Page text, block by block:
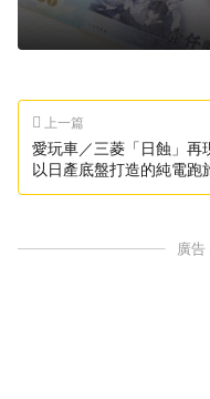
上一篇
愛玩車／三菱「日蝕」再
以日產底盤打造的純電跑
廣